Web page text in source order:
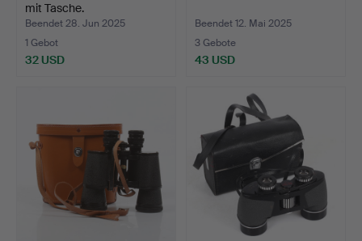
mit Tasche.
Beendet 28. Jun 2025
1 Gebot
32 USD
Beendet 12. Mai 2025
3 Gebote
43 USD